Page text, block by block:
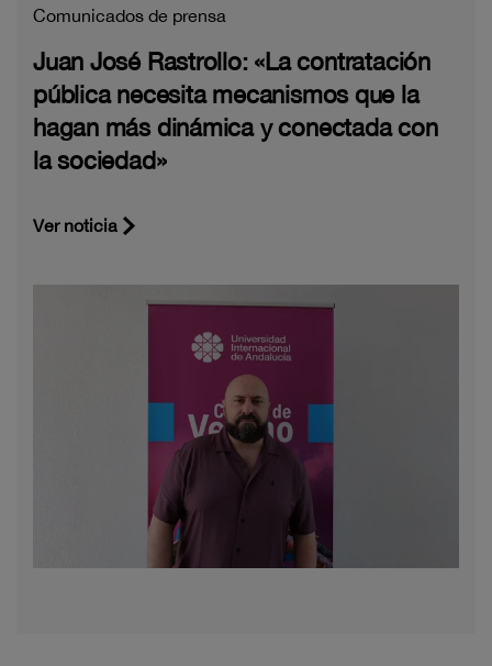
Comunicados de prensa
Juan José Rastrollo: «La contratación
pública necesita mecanismos que la
hagan más dinámica y conectada con
la sociedad»
Ver noticia